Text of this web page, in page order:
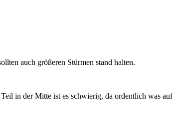
auch größeren Stürmen stand halten.
in der Mitte ist es schwierig, da ordentlich was